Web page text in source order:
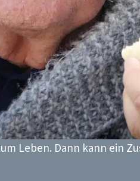
Leben. Dann kann ein